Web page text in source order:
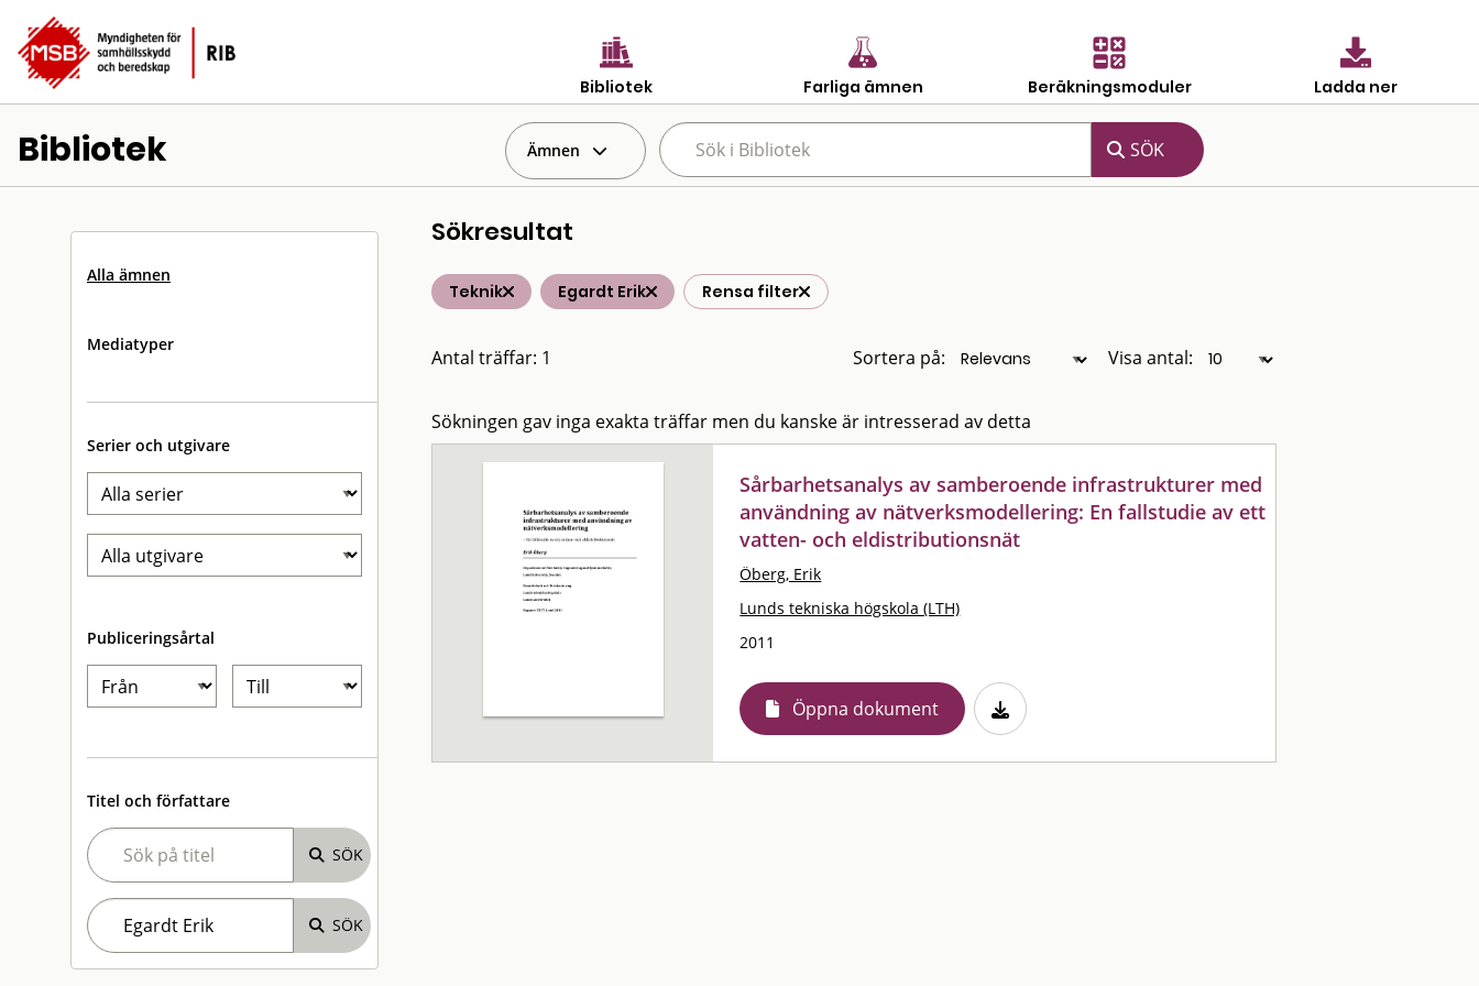
Bibliotek Farliga ämnen Beräkningsmoduler Ladda ner
Bibliotek Ämnen
Alla ämnen
Mediatyper
Serier och utgivare
Publiceringsårtal
Titel och författare
Sökresultat
Teknik Egardt Erik Rensa filter
Antal träffar: 1 Sortera på: Visa antal:
Sökningen gav inga exakta träffar men du kanske är intresserad av detta
Sårbarhetsanalys av samberoende infrastrukturer med
användning av nätverksmodellering: En fallstudie av ett
vatten- och eldistributionsnät
Öberg, Erik
Lunds tekniska högskola (LTH)
2011
Öppna dokument